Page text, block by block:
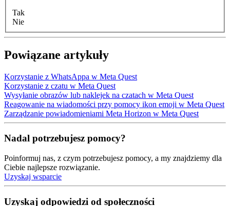
Tak
Nie
Powiązane artykuły
Korzystanie z WhatsAppa w Meta Quest
Korzystanie z czatu w Meta Quest
Wysyłanie obrazów lub naklejek na czatach w Meta Quest
Reagowanie na wiadomości przy pomocy ikon emoji w Meta Quest
Zarządzanie powiadomieniami Meta Horizon w Meta Quest
Nadal potrzebujesz pomocy?
Poinformuj nas, z czym potrzebujesz pomocy, a my znajdziemy dla
Ciebie najlepsze rozwiązanie.
Uzyskaj wsparcie
Uzyskaj odpowiedzi od społeczności